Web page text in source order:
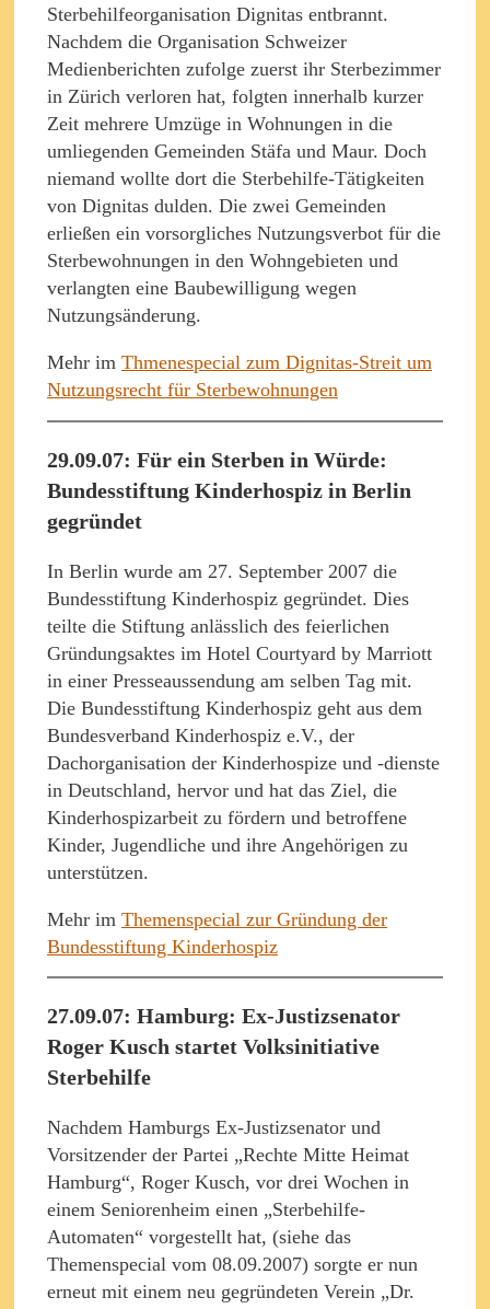
Sterbehilfeorganisation Dignitas entbrannt.
Nachdem die Organisation Schweizer
Medienberichten zufolge zuerst ihr Sterbezimmer
in Zürich verloren hat, folgten innerhalb kurzer
Zeit mehrere Umzüge in Wohnungen in die
umliegenden Gemeinden Stäfa und Maur. Doch
niemand wollte dort die Sterbehilfe-Tätigkeiten
von Dignitas dulden. Die zwei Gemeinden
erließen ein vorsorgliches Nutzungsverbot für die
Sterbewohnungen in den Wohngebieten und
verlangten eine Baubewilligung wegen
Nutzungsänderung.
Mehr im Thmenespecial zum Dignitas-Streit um
Nutzungsrecht für Sterbewohnungen
29.09.07: Für ein Sterben in Würde:
Bundesstiftung Kinderhospiz in Berlin
gegründet
In Berlin wurde am 27. September 2007 die
Bundesstiftung Kinderhospiz gegründet. Dies
teilte die Stiftung anlässlich des feierlichen
Gründungsaktes im Hotel Courtyard by Marriott
in einer Presseaussendung am selben Tag mit.
Die Bundesstiftung Kinderhospiz geht aus dem
Bundesverband Kinderhospiz e.V., der
Dachorganisation der Kinderhospize und -dienste
in Deutschland, hervor und hat das Ziel, die
Kinderhospizarbeit zu fördern und betroffene
Kinder, Jugendliche und ihre Angehörigen zu
unterstützen.
Mehr im Themenspecial zur Gründung der
Bundesstiftung Kinderhospiz
27.09.07: Hamburg: Ex-Justizsenator
Roger Kusch startet Volksinitiative
Sterbehilfe
Nachdem Hamburgs Ex-Justizsenator und
Vorsitzender der Partei „Rechte Mitte Heimat
Hamburg“, Roger Kusch, vor drei Wochen in
einem Seniorenheim einen „Sterbehilfe-
Automaten“ vorgestellt hat, (siehe das
Themenspecial vom 08.09.2007) sorgte er nun
erneut mit einem neu gegründeten Verein „Dr.